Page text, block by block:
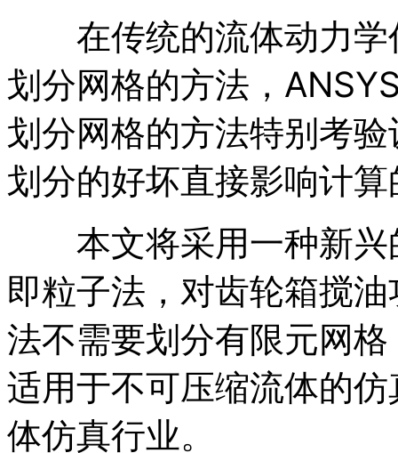
在传统的流体动力学
划分网格的方法，
划分网格的方法特别考
划分的好坏直接影响计
本文将采用一种新兴
即粒子法，对齿轮箱搅
法不需要划分有限元网
适用于不可压缩流体的
体仿真行业。